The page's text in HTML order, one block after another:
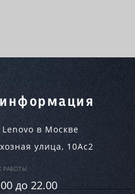
информация
в Москве
улица, 10Ас2
РАБОТЫ
до 22.00